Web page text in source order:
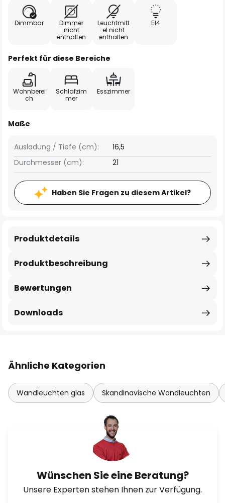
Dimmbar
Dimmer
nicht
enthalten
Leuchtmitt
el nicht
enthalten
E14
Perfekt für diese Bereiche
Wohnberei
ch
Schlafzim
mer
Esszimmer
Maße
Ausladung / Tiefe (cm):
16,5
Durchmesser (cm):
21
Haben Sie Fragen zu diesem Artikel?
Produktbeschreibung
Produktdetails
Bewertungen
Downloads
Ähnliche Kategorien
Wandleuchten glas Skandinavische Wandleuchten
Wünschen Sie eine Beratung?
Unsere Experten stehen Ihnen zur Verfügung.